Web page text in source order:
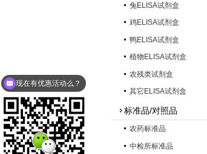
兔ELISA试剂盒
鸡ELISA试剂盒
鸭ELISA试剂盒
植物ELISA试剂盒
农残类试剂盒
其它ELISA试剂盒
标准品/对照品
农药标准品
中检所标准品
可以介绍下你们的产品么？